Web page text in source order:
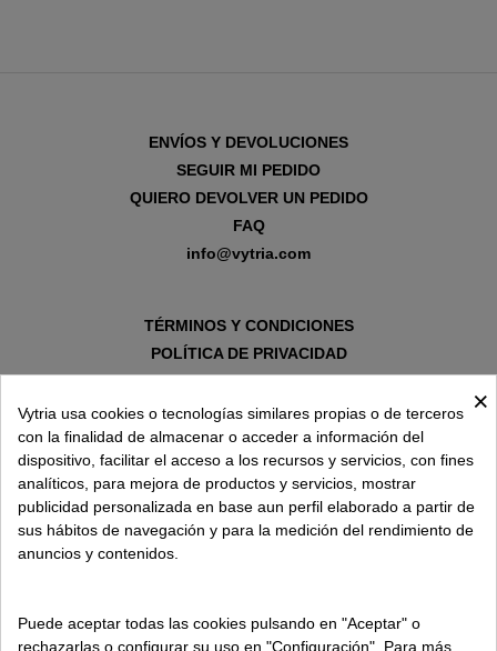
ENVÍOS Y DEVOLUCIONES
SEGUIR MI PEDIDO
QUIERO DEVOLVER UN PEDIDO
FAQ
info@vytria.com
TÉRMINOS Y CONDICIONES
POLÍTICA DE PRIVACIDAD
AVISO LEGAL
POLÍTICA DE COOKIES
SOBRE VYTRIA
×
Vytria usa cookies o tecnologías similares propias o de terceros
con la finalidad de almacenar o acceder a información del
dispositivo, facilitar el acceso a los recursos y servicios, con fines
analíticos, para mejora de productos y servicios, mostrar
publicidad personalizada en base aun perfil elaborado a partir de
sus hábitos de navegación y para la medición del rendimiento de
anuncios y contenidos.
Puede aceptar todas las cookies pulsando en "Aceptar" o
rechazarlas o configurar su uso en "Configuración". Para más